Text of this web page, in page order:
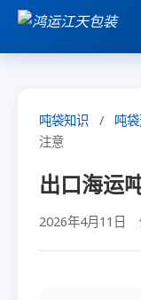
吨袋知识 / 吨
注意
出口海运
2026年4月11日